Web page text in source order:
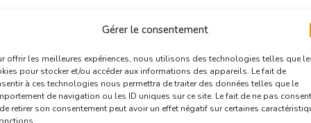
Gérer le consentement
offrir les meilleures expériences, nous utilisons des technologies telles que
pour stocker et/ou accéder aux informations des appareils. Le fait de
à ces technologies nous permettra de traiter des données telles que le
de navigation ou les ID uniques sur ce site. Le fait de ne pas
retirer son consentement peut avoir un effet négatif sur certaines